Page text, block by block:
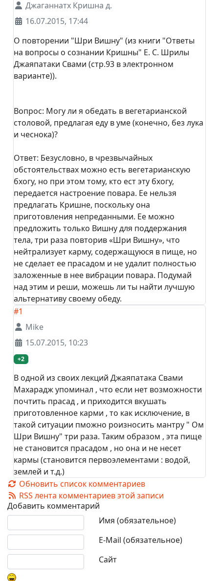
Джаганнатх Кришна д.
16.07.2015, 17:44
О повторении "Шри Вишну" (из книги "Ответы
на вопросы о сознании Кришны" Е. С. Шрилы
Джаяпатаки Свами (стр.93 в электронном
варианте)).
Вопрос: Могу ли я обедать в вегетарианской
столовой, предлагая еду в уме (конечно, без лука
и чеснока)?
Ответ: Безусловно, в чрезвычайных
обстоятельствах можно есть вегетарианскую
бхогу, но при этом тому, кто ест эту бхогу,
передается настроение повара. Ее нельзя
предлагать Кришне, поскольку она
приготовления непреданными. Ее можно
предложить только Вишну для поддержания
тела, три раза повторив «Шри Вишну», что
нейтрализует карму, содержащуюся в пище, но
не сделает ее прасадом и не удалит полностью
заложенные в нее вибрации повара. Подумай
над этим и реши, можешь ли ты найти лучшую
альтернативу своему обеду.
#1
Mike
15.07.2015, 10:23
+2
В одной из своих лекций Джаяпатака Свами
Махарадж упоминал , что если нет возможности
почтить прасад , и приходится вкушать
приготовленное карми , то как исключение, в
такой ситуации пможно роизносить мантру " Ом
Шри Вишну" три раза. Таким образом , эта пище
не становится прасадом , но она и не несет
кармы (становится первоэлементами : водой,
землей и т.д.)
Обновить список комментариев
RSS лента комментариев этой записи
Добавить комментарий
Имя (обязательное)
E-Mail (обязательное)
Сайт
Текст комментария